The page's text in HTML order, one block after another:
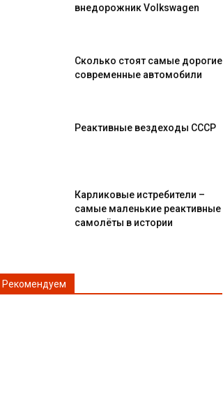
внедорожник Volkswagen
Сколько стоят самые дорогие
современные автомобили
Реактивные вездеходы СССР
Карликовые истребители –
самые маленькие реактивные
самолёты в истории
Рекомендуем